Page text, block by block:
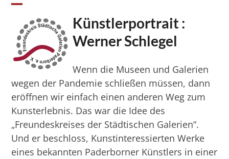
Skip
content
Open
mobile
menu
Close
mobile
menu
Künstlerportrait :
Werner Schlegel
Wenn die Museen und Galerien
wegen der Pandemie schließen müssen, dann
eröffnen wir einfach einen anderen Weg zum
Kunsterlebnis. Das war die Idee des
„Freundeskreises der Städtischen Galerien“.
Und er beschloss, Kunstinteressierten Werke
eines bekannten Paderborner Künstlers in einer